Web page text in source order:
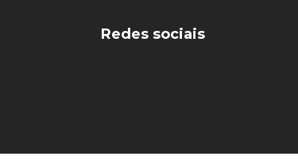
Redes sociais